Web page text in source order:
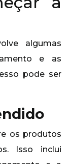
algumas
e as
pode ser
os produtos
Isso inclui